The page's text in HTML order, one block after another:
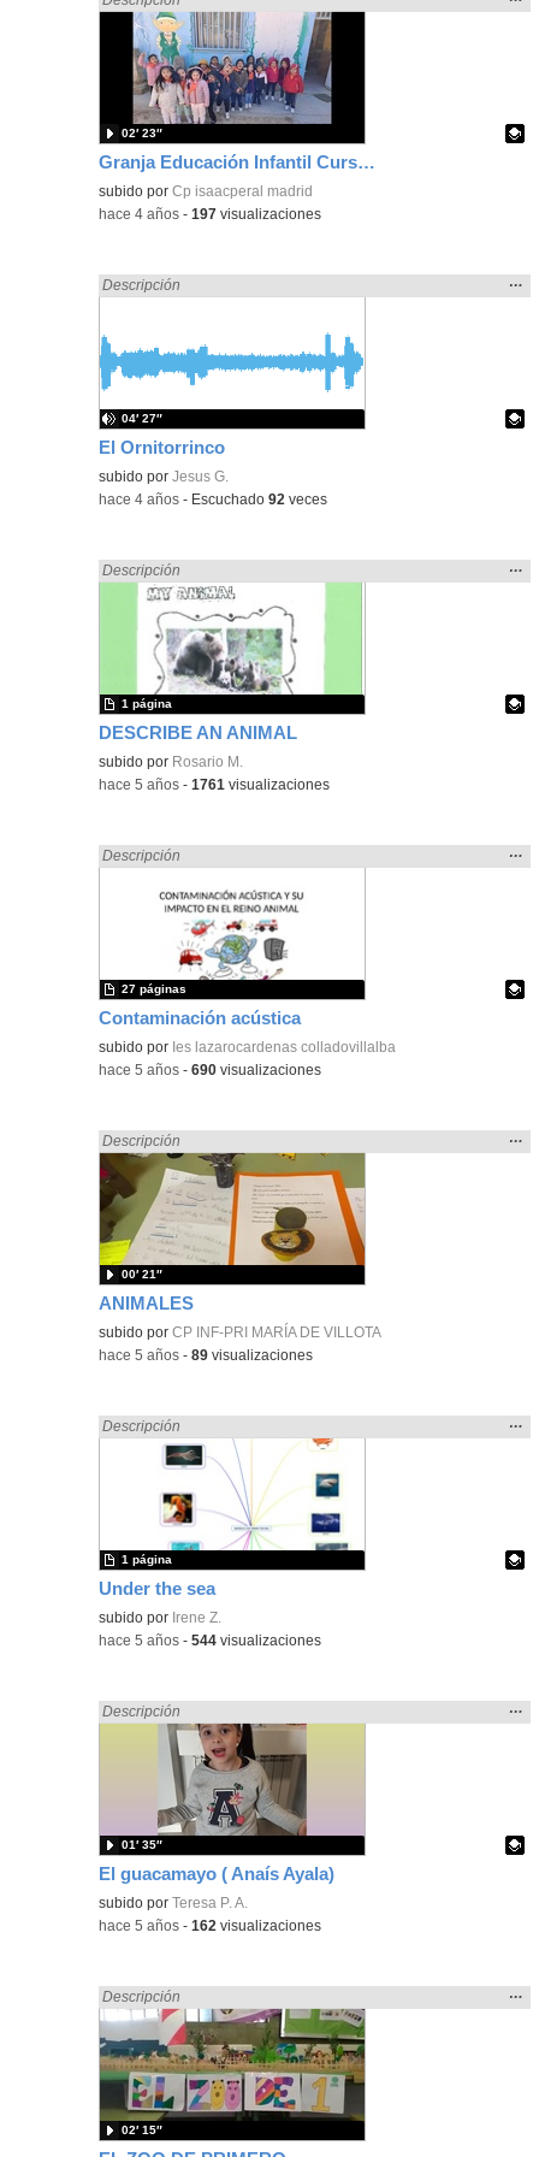
Granja Educación Infantil Curso 21_22
la
Contenido educativo.
subido porCp isaacperal madrid
02′ 23″
-hace 4 años -197 visualizaciones
El Ornitorrinco
Encontrado «ANIMALES» en:
Descripción
la
…
Contenido educativo.
subido porJesus G.
04′ 27″
-hace 4 años - Escuchado92 veces
DESCRIBE AN ANIMAL
Encontrado «ANIMALES» en:
Descripción
la
…
Contenido educativo.
subido por Rosario M.
1 página
-hace 5 años -1761 visualizaciones
Contaminación acústica
Encontrado «ANIMALES» en:
Descripción
la
…
Contenido educativo.
subido por Ies lazarocardenas colladovillalba
27 páginas
-hace 5 años -690 visualizaciones
ANIMALES
Encontrado «ANIMALES» en:
Descripción
la
…
subido porCP INF-PRI MARÍA DE VILLOTA
00′ 21″
-hace 5 años -89 visualizaciones
Under the sea
Encontrado «ANIMALES» en:
Descripción
la
…
Contenido educativo.
subido por Irene Z.
1 página
-hace 5 años -544 visualizaciones
El guacamayo ( Anaís Ayala)
Encontrado «ANIMALES» en:
Descripción
la
…
Contenido educativo.
subido porTeresa P. A.
01′ 35″
-hace 5 años -162 visualizaciones
Encontrado «ANIMALES» en:
Descripción
la
…
02′ 15″